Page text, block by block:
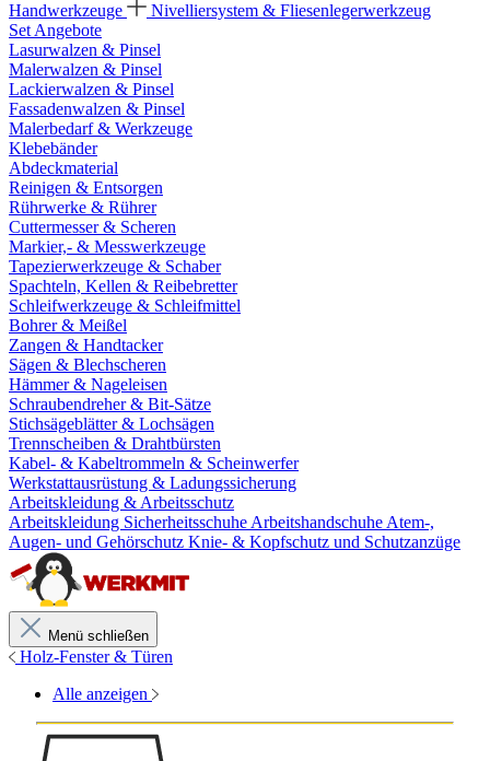
Handwerkzeuge
Nivelliersystem & Fliesenlegerwerkzeug
Set Angebote
Lasurwalzen & Pinsel
Malerwalzen & Pinsel
Lackierwalzen & Pinsel
Fassadenwalzen & Pinsel
Malerbedarf & Werkzeuge
Klebebänder
Abdeckmaterial
Reinigen & Entsorgen
Rührwerke & Rührer
Cuttermesser & Scheren
Markier,- & Messwerkzeuge
Tapezierwerkzeuge & Schaber
Spachteln, Kellen & Reibebretter
Schleifwerkzeuge & Schleifmittel
Bohrer & Meißel
Zangen & Handtacker
Sägen & Blechscheren
Hämmer & Nageleisen
Schraubendreher & Bit-Sätze
Stichsägeblätter & Lochsägen
Trennscheiben & Drahtbürsten
Kabel- & Kabeltrommeln & Scheinwerfer
Werkstattausrüstung & Ladungssicherung
Arbeitskleidung & Arbeitsschutz
Arbeitskleidung Sicherheitsschuhe Arbeitshandschuhe Atem-,
Augen- und Gehörschutz Knie- & Kopfschutz und Schutzanzüge
Menü schließen
Holz-Fenster & Türen
Alle anzeigen